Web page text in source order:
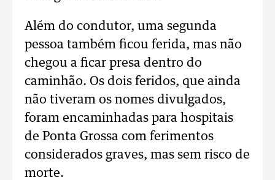
Além do condutor, uma segunda
pessoa também ficou ferida, mas não
chegou a ficar presa dentro do
caminhão. Os dois feridos, que ainda
não tiveram os nomes divulgados,
foram encaminhadas para hospitais
de Ponta Grossa com ferimentos
considerados graves, mas sem risco de
morte.